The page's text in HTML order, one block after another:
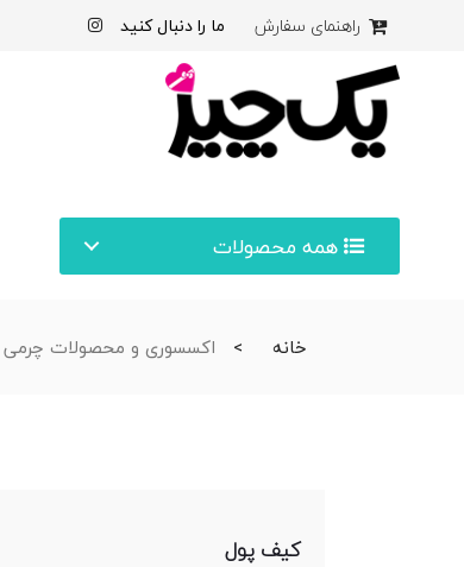
راهنمای سفارش ما را دنبال کنید
همه محصولات
خانه اکسسوری و محصولات چرمی
کیف پول